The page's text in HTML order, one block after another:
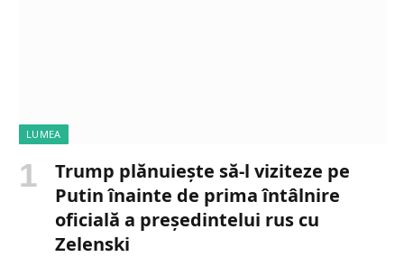
LUMEA
Trump plănuiește să-l viziteze pe
Putin înainte de prima întâlnire
oficială a președintelui rus cu
Zelenski